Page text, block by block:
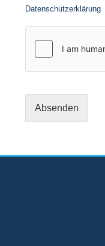
Datenschutzerklärung
Absenden